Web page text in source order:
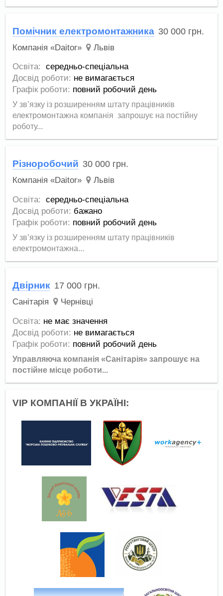
Помічник електромонтажника 30 000 грн.
Компанія «Daitor» Львів
Освіта:
середньо-спеціальна
Досвід роботи: не вимагається
Графік роботи: повний робочий день
У зв’язку із розширенням штату працівників
електромонтажна компанія запрошує на постійну
роботу...
Різноробочий 30 000 грн.
Компанія «Daitor» Львів
Освіта:
середньо-спеціальна
Досвід роботи: бажано
Графік роботи: повний робочий день
У зв’язку із розширенням штату працівників
електромонтажна...
Двірник 17 000 грн.
Санітарія Чернівці
Освіта: не має значення
Досвід роботи: не вимагається
Графік роботи: повний робочий день
Управляюча компанія «Санітарія» запрошує на
постійне місце роботи...
VIP КОМПАНІЇ В УКРАЇНІ: